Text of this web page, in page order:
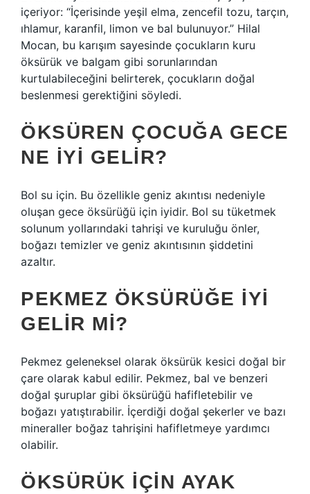
içeriyor: “İçerisinde yeşil elma, zencefil tozu, tarçın,
ıhlamur, karanfil, limon ve bal bulunuyor.” Hilal
Mocan, bu karışım sayesinde çocukların kuru
öksürük ve balgam gibi sorunlarından
kurtulabileceğini belirterek, çocukların doğal
beslenmesi gerektiğini söyledi.
ÖKSÜREN ÇOCUĞA GECE
NE IYI GELIR?
Bol su için. Bu özellikle geniz akıntısı nedeniyle
oluşan gece öksürüğü için iyidir. Bol su tüketmek
solunum yollarındaki tahrişi ve kuruluğu önler,
boğazı temizler ve geniz akıntısının şiddetini
azaltır.
PEKMEZ ÖKSÜRÜĞE IYI
GELIR MI?
Pekmez geleneksel olarak öksürük kesici doğal bir
çare olarak kabul edilir. Pekmez, bal ve benzeri
doğal şuruplar gibi öksürüğü hafifletebilir ve
boğazı yatıştırabilir. İçerdiği doğal şekerler ve bazı
mineraller boğaz tahrişini hafifletmeye yardımcı
olabilir.
ÖKSÜRÜK IÇIN AYAK